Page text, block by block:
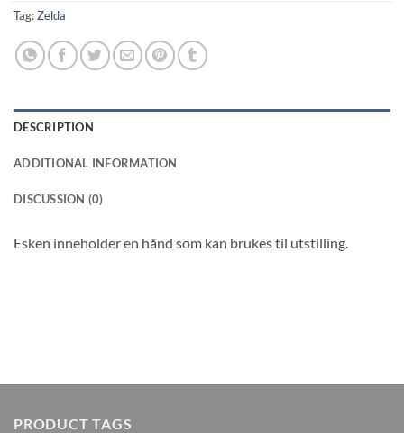
Tag:Zelda
DESCRIPTION
ADDITIONAL INFORMATION
DISCUSSION (0)
Esken inneholder en hånd som kan brukes til utstilling.
PRODUCT TAGS